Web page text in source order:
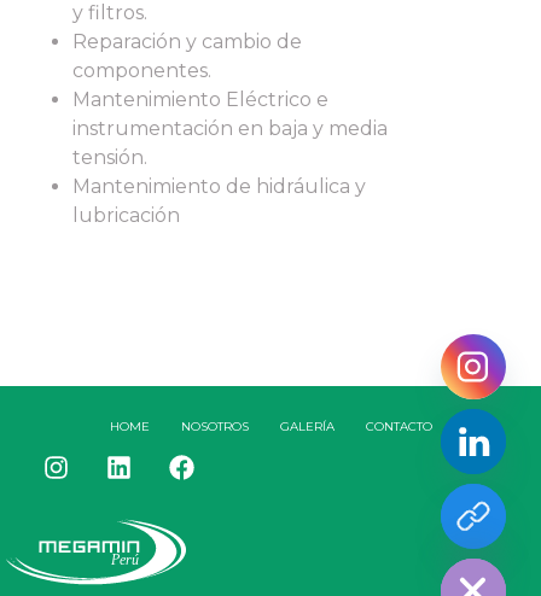
y filtros.
Reparación y cambio de
componentes.
Mantenimiento Eléctrico e
instrumentación en baja y media
tensión.
Mantenimiento de hidráulica y
lubricación
HOME NOSOTROS GALERÍA CONTACTO
Perú
Hide chaty